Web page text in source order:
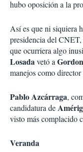
hubo oposición a la
Así es que ni siquiera
presidencia del
que ocurriera algo
Losadavetó a
manejos como
Pablo Azcárraga,
candidatura de
visto más complacido
Veranda